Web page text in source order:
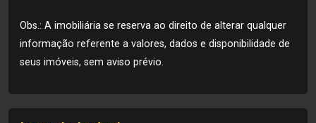
Obs.: A imobiliária se reserva ao direito de alterar qualquer
informação referente a valores, dados e disponibilidade de
seus imóveis, sem aviso prévio.